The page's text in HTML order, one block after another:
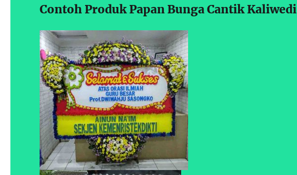
Contoh Produk Papan Bunga Cantik Kaliwedi